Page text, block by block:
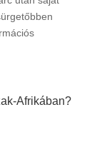
Afrikában?